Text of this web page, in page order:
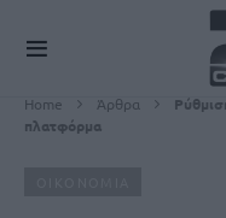
Home Άρθρα
πλατφόρμα